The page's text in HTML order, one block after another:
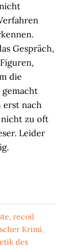
Gespräch,
die
nach
nicht zu oft
Leider
,recoil
Krimi,
des